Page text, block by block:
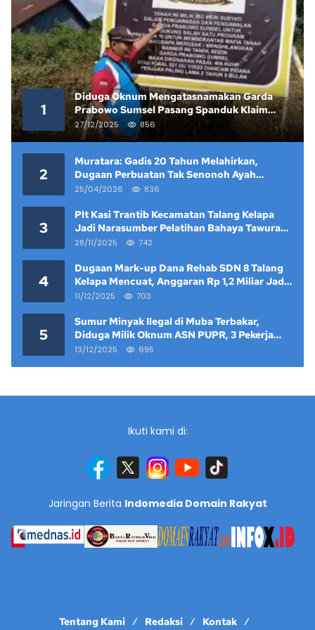
1
Diduga Oknum Mengatasnamakan Garda
Prabowo Sumsel Pasang Spanduk Klaim
Lahan yang Telah Diputus Pengadilan
27/12/2025 856
2
Muratara: Gadis 20 Tahun Melahirkan,
Dugaan Perbuatan Tak Senonoh Ayah
Kandung Mencuat
25/04/2026 836
3
Plt Kasi Trantib Kecamatan Talang Kelapa
Jadi Narasumber Pelatihan Bahaya Tawuran
dan Narkoba di Keramat Raya
28/11/2025 742
4
Dugaan Mark-up Dana Rehab SDN 8 Talang
Kelapa Mencuat, Anggaran Rp 1,2 Miliar Jadi
Sorotan
11/12/2025 703
5
Sumur Minyak Ilegal di Muba Terbakar,
Diduga Milik Oknum ASN PUPR, 3 Pekerja
Tewas
13/12/2025 695
Ikuti kami di:
Jaringan Berita Indomedia Domain Rakyat
Tentang Kami Redaksi Kontak